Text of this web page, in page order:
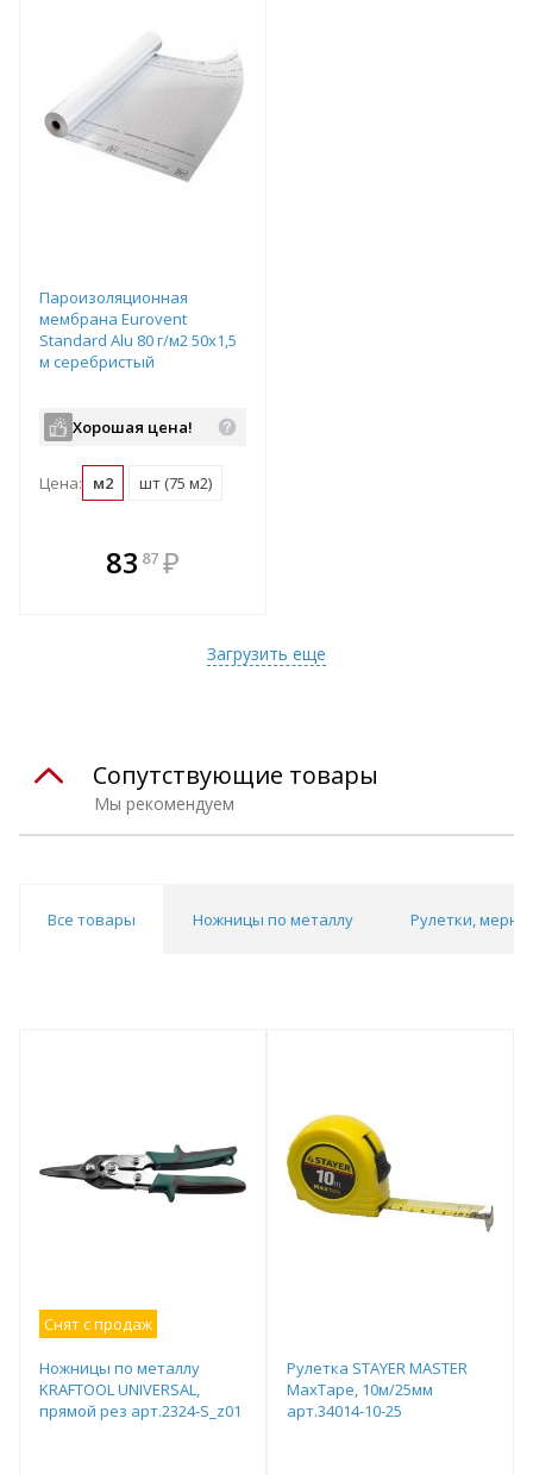
Пароизоляционная
мембрана Eurovent
Standard Alu 80 г/м2 50х1,5
м серебристый
Хорошая цена!
Цена: м2 шт (75 м2)
83 87 ₽
Загрузить еще
Мы рекомендуем
Сопутствующие товары
Все товары Ножницы по металлу Рулетки,
Снят с продаж
Ножницы по металлу
KRAFTOOL UNIVERSAL,
прямой рез арт.2324-S_z01
Рулетка STAYER МASTER
MaxTape, 10м/25мм
арт.34014-10-25